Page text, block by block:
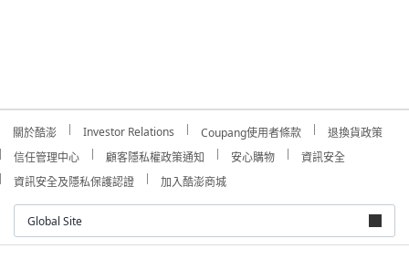
關於酷澎 Investor Relations Coupang使用者條款
退換貨政策
信任管理中心
顧客隱私權政策通知 安心購物
資訊安全
資訊安全及隱私保護認證
加入酷澎商城
Global Site